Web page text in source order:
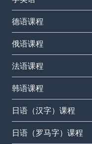
德语课程
俄语课程
法语课程
韩语课程
日语（汉字）课程
日语（罗马字）课程